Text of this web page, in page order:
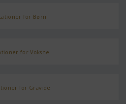
for Børn
for Voksne
for Gravide